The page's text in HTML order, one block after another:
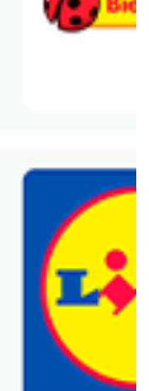
gazetkę
Blix!